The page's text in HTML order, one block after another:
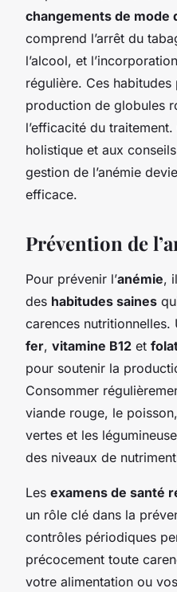
changements de mode
comprend l’arrêt du
l’alcool, et
régulière. Ces
production de globules
l’efficacité du
holistique et aux
gestion de l’anémie
efficace.
Prévention de
Pour prévenir l’anémie,
des habitudes saines
carences nutritionnelles.
fer, vitamine B12 et
pour soutenir la
Consommer
viande rouge, le
vertes et les
des niveaux de
Les examens de santé
un rôle clé dans la
contrôles périodiques
précocement toute
votre alimentation ou